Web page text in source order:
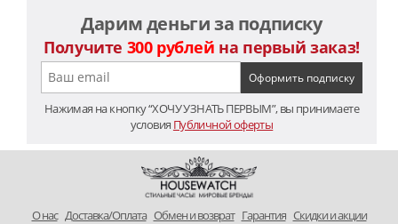
Дарим деньги за подписку
Получите 300 рублей на первый заказ!
Нажимая на кнопку “ХОЧУ УЗНАТЬ ПЕРВЫМ”, вы принимаете
условия Публичной оферты
O нас Доставка/Оплата Обмен и возврат Гарантия Скидки и акции